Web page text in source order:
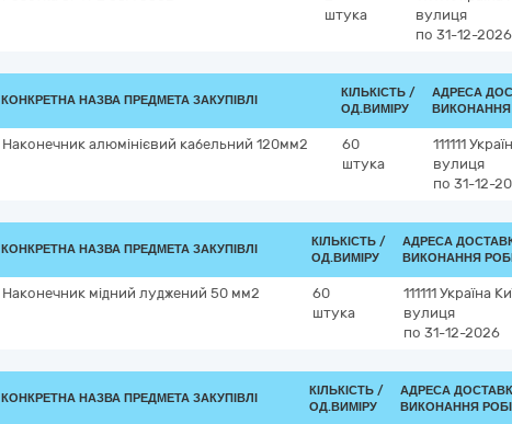
штука
вулиця
по 31-12-2026
КОНКРЕТНА НАЗВА ПРЕДМЕТА ЗАКУПІВЛІ
КІЛЬКІСТЬ /
ОД.ВИМІРУ
АДРЕСА
ВИКОНАННЯ
Наконечник алюмінієвий кабельний 120мм2
60
штука
111111
вулиця
по 31-12-
КОНКРЕТНА НАЗВА ПРЕДМЕТА ЗАКУПІВЛІ
КІЛЬКІСТЬ /
ОД.ВИМІРУ
АДРЕСА
ВИКОНАННЯ
Наконечник мідний луджений 50 мм2
60
штука
111111 Україна
вулиця
по 31-12-2026
КОНКРЕТНА НАЗВА ПРЕДМЕТА ЗАКУПІВЛІ
КІЛЬКІСТЬ /
ОД.ВИМІРУ
АДРЕСА
ВИКОНАННЯ